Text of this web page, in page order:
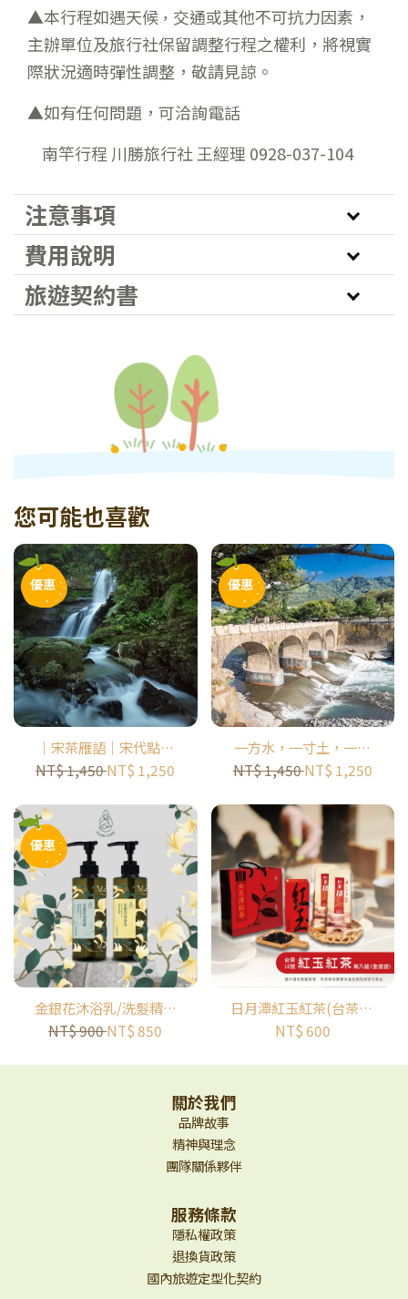
▲本行程如遇天候 ， 交通或其他不可抗力因素，
主辦單位及旅行社保留調整行程之權利，將視實
際狀況適時彈性調整，敬請見諒。
▲如有任何問題，可洽詢電話
南竿行程 川勝旅行社 王經理 0928-037-104
注意事項
費用說明
旅遊契約書
您可能也喜歡
優惠
｜宋茶雁語｜宋代點茶
遇見紅茶原鄉半日小旅
行｜ 大雁休閒農業區
NT$ 1,450NT$ 1,250
優惠
一方水，一寸土，一隻
陪米長大的小黃鴨｜米
的一生半日小旅行｜糯
米橋休閒農業區
NT$ 1,450NT$ 1,250
優惠
金銀花沐浴乳/洗髮精｜
小島花神｜ISLAND
NT$ 900NT$ 850
日月潭紅玉紅茶(台茶18
NT$ 600
關於我們
品牌故事
精神與理念
團隊關係夥伴
服務條款
隱私權政策
退換貨政策
國內旅遊定型化契約